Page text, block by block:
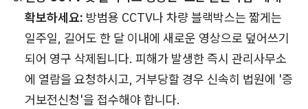
확보하세요: 방범용 CCTV나 차량 블랙박스는 짧게는
일주일, 길어도 한 달 이내에 새로운 영상으로 덮어쓰기
되어 영구 삭제됩니다. 피해가 발생한 즉시 관리사무소
에 열람을 요청하시고, 거부당할 경우 신속히 법원에 '증
거보전신청'을 접수해야 합니다.